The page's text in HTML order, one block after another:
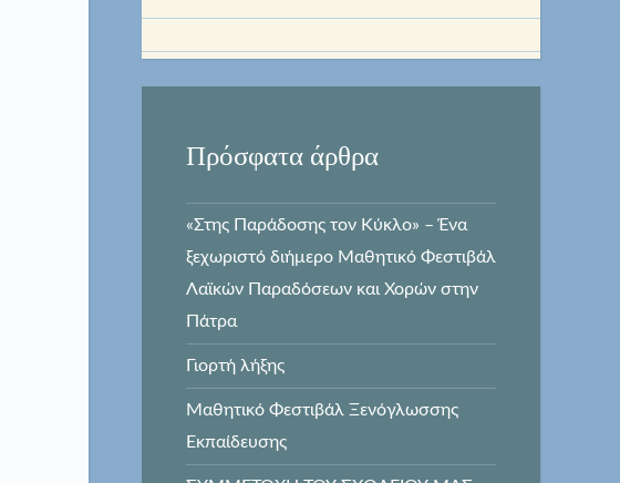
Πρόσφατα άρθρα
«Στης Παράδοσης τον Κύκλο» – Ένα
ξεχωριστό διήμερο Μαθητικό Φεστιβάλ
Λαϊκών Παραδόσεων και Χορών στην
Πάτρα
Γιορτή λήξης
Μαθητικό Φεστιβάλ Ξενόγλωσσης
Εκπαίδευσης